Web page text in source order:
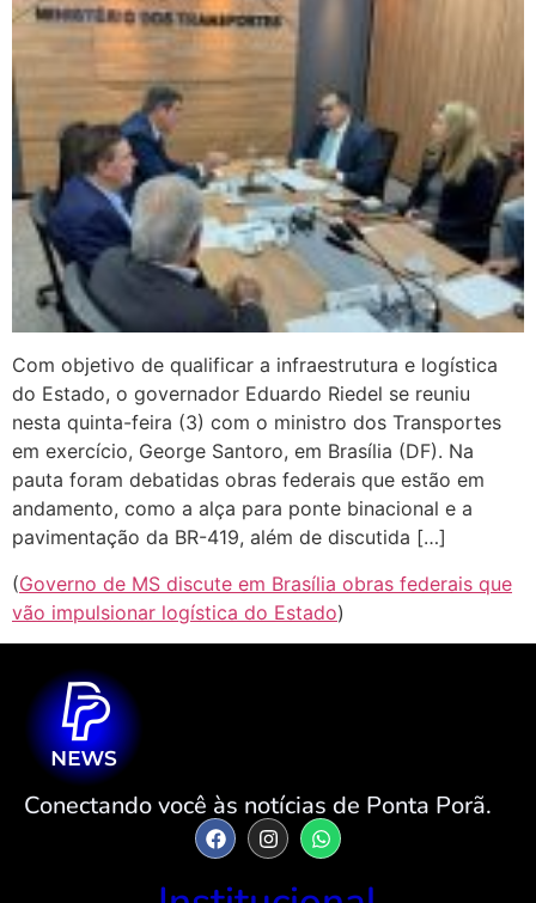
Com objetivo de qualificar a infraestrutura e logística
do Estado, o governador Eduardo Riedel se reuniu
nesta quinta-feira (3) com o ministro dos Transportes
em exercício, George Santoro, em Brasília (DF). Na
pauta foram debatidas obras federais que estão em
andamento, como a alça para ponte binacional e a
pavimentação da BR-419, além de discutida […]
(Governo de MS discute em Brasília obras federais que
vão impulsionar logística do Estado)
Conectando você às notícias de Ponta Porã.